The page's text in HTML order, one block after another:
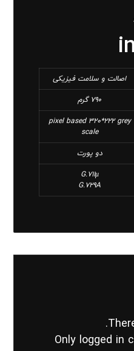
اصالت و سلامت فیزیکی
790 گرم
pixel based 320*222 grey
scale
دو پورت
G.711μ
G.729A
Only logged in